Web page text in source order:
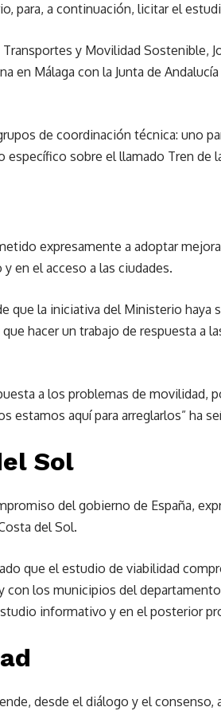
para, a continuación, licitar el
y Movilidad Sostenible,
en Málaga con la Junta de
de coordinación técnica: uno
sobre el llamado Tren de
expresamente a adoptar
en el acceso a las ciudades.
que la iniciativa del Ministerio haya
hacer un trabajo de respuesta a
a los problemas de movilidad,
aquí para arreglarlos” ha
Sol
del gobierno de España,
del Sol.
que el estudio de viabilidad
con los municipios del
informativo y en el posterior
desde el diálogo y el consenso,